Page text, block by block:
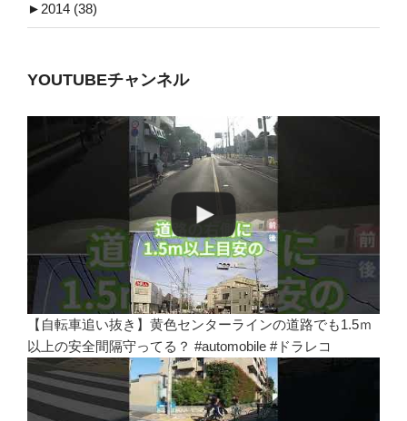
►2014 (38)
YOUTUBEチャンネル
【自転車追い抜き】黄色センターラインの道路でも1.5ｍ
以上の安全間隔守ってる？ #automobile #ドラレコ